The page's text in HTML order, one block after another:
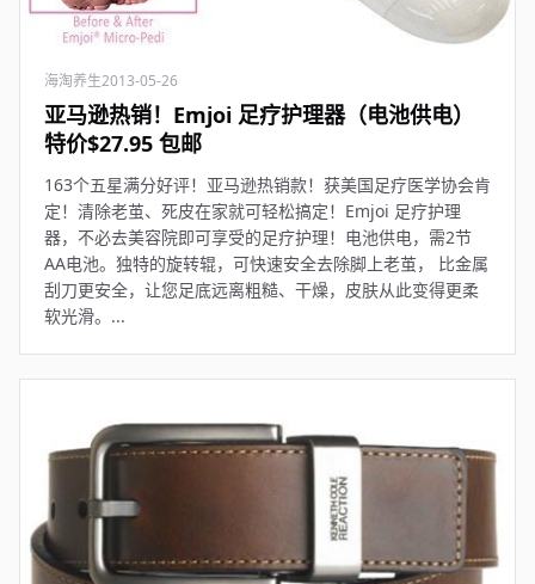
海淘养生2013-05-26
亚马逊热销！Emjoi 足疗护理器（电池供电）
特价$27.95 包邮
163个五星满分好评！亚马逊热销款！获美国足疗医学协会肯
定！清除老茧、死皮在家就可轻松搞定！Emjoi 足疗护理
器，不必去美容院即可享受的足疗护理！电池供电，需2节
AA电池。独特的旋转辊，可快速安全去除脚上老茧， 比金属
刮刀更安全，让您足底远离粗糙、干燥，皮肤从此变得更柔
软光滑。...